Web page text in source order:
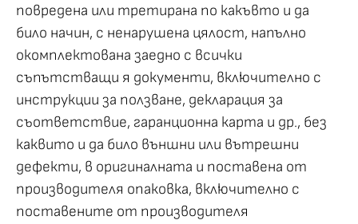
повредена или третирана по какъвто и да
било начин, с ненарушена цялост, напълно
окомплектована заедно с всички
съпътстващи я документи, включително с
инструкции за ползване, декларация за
съответствие, гаранционна карта и др., без
каквито и да било външни или вътрешни
дефекти, в оригиналната и поставена от
производителя опаковка, включително с
поставените от производителя